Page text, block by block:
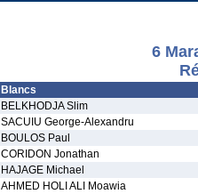
6
Blancs
BELKHODJA Slim
SACUIU George-Alexandru
BOULOS Paul
CORIDON Jonathan
HAJAGE Michael
AHMED HOLI ALI Moawia